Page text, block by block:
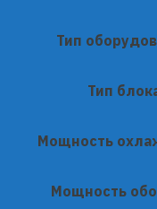
Тип
Тип
Мощность
Мощность